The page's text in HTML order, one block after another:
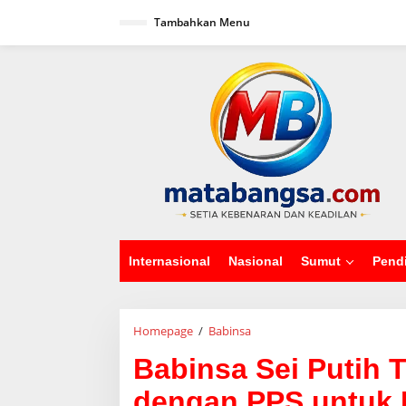
Tambahkan Menu
Internasional Nasional Sumut
Homepage / Babinsa
b
n
Babinsa Sei Putih